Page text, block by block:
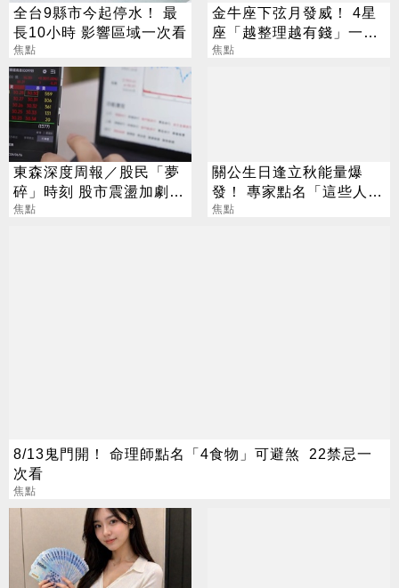
全台9縣市今起停水！ 最
長10小時 影響區域一次看
焦點
金牛座下弦月發威！ 4星
座「越整理越有錢」一路
旺運到10月
焦點
東森深度周報／股民「夢
碎」時刻 股市震盪加劇
投資迷思現形
焦點
關公生日逢立秋能量爆
發！ 專家點名「這些人」
別亂拜
焦點
8/13鬼門開！ 命理師點名「4食物」可避煞 22禁忌一
次看
焦點